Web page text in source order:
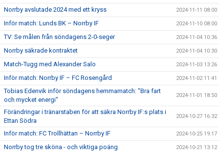
Norrby avslutade 2024 med ett kryss 2024-11-11 08:00
Inför match: Lunds BK – Norrby IF 2024-11-10 08:00
TV: Se målen från söndagens 2-0-seger 2024-11-04 10:36
Norrby säkrade kontraktet 2024-11-04 10:30
Match-Tugg med Alexander Salo 2024-11-03 13:26
Inför match: Norrby IF – FC Rosengård 2024-11-02 11:41
Tobias Edenvik inför söndagens hemmamatch: "Bra fart
och mycket energi"
2024-11-01 18:50
Förändringar i tränarstaben för att säkra Norrby IF:s plats i
Ettan Södra
2024-10-27 16:32
Inför match: FC Trollhättan – Norrby IF 2024-10-25 19:17
Norrby tog tre sköna - och viktiga poäng 2024-10-21 13:12